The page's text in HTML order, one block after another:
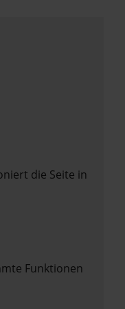
die Seite in
Funktionen